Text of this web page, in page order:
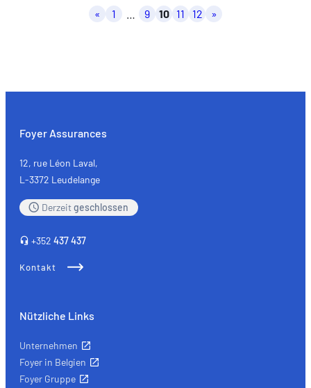
man
Seitennummerierung
« 1 9 10 11 12 »
Foyer Assurances
12, rue Léon Laval,
L-3372 Leudelange
Derzeitgeschlossen
+352 437 437
Kontakt
Nützliche Links
Unternehmen
Foyer in Belgien
Foyer Gruppe